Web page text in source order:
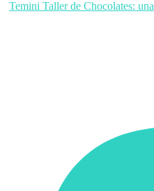
Temini Taller de Chocolates: